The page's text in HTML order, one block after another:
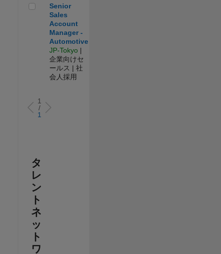
Senior Sales Account Manager - Automotive
Senior
Sales
Account
Manager -
Automotive
JP-Tokyo |
企業向けセ
ールス | 社
会人採用
1
/
1
タ
レ
ン
ト
ネ
ッ
ト
ワ